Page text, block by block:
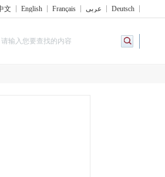
文 English Français عربي Deutsch